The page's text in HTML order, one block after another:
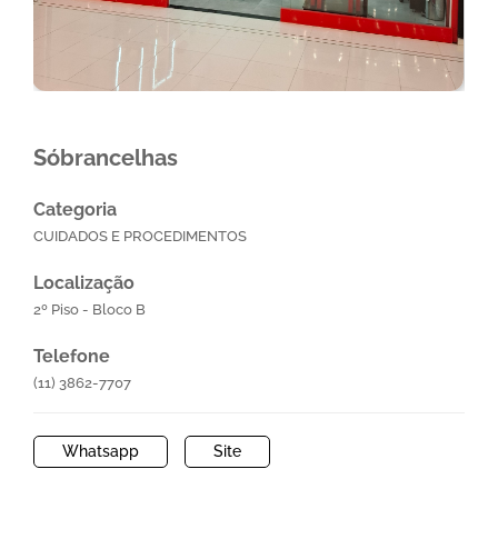
Sóbrancelhas
Categoria
CUIDADOS E PROCEDIMENTOS
Localização
2º Piso - Bloco B
Telefone
(11) 3862-7707
Whatsapp Site